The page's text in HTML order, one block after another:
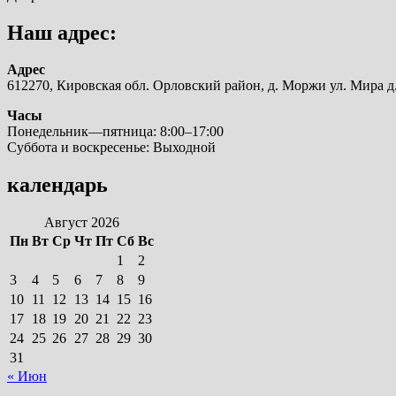
Наш адрес:
Адрес
612270, Кировская обл. Орловский район, д. Моржи ул. Мира
Часы
Понедельник—пятница: 8:00–17:00
Суббота и воскресенье: Выходной
календарь
Август 2026
Пн Вт Ср Чт Пт Сб Вс
1
2
3
4 5 6 7 8
9
10 11 12 13 14 15 16
17 18 19 20 21 22 23
24 25 26 27 28 29 30
31
« Июн